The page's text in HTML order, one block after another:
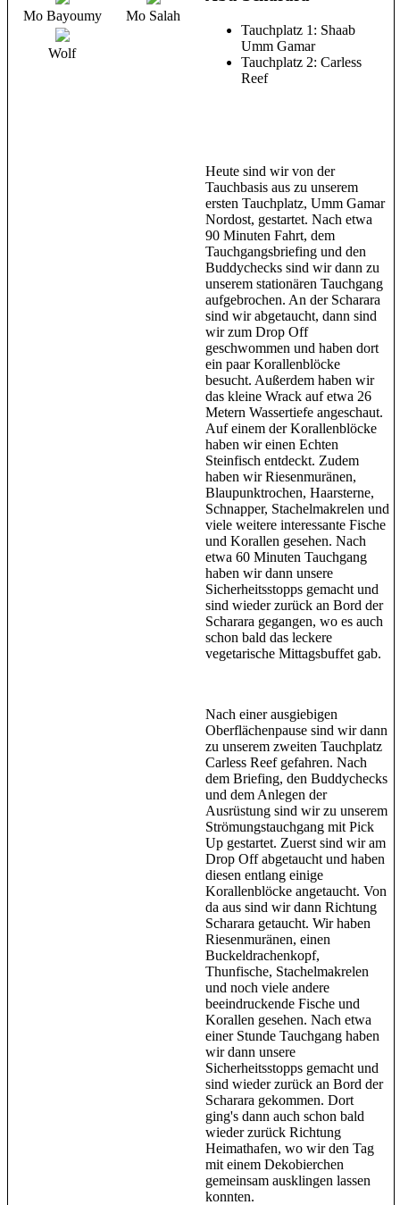
Mo Bayoumy Mo Salah
Wolf
Tauchplatz 1: Shaab
Umm Gamar
Tauchplatz 2: Carless
Reef
Heute sind wir von der
Tauchbasis aus zu unserem
ersten Tauchplatz, Umm Gamar
Nordost, gestartet. Nach etwa
90 Minuten Fahrt, dem
Tauchgangsbriefing und den
Buddychecks sind wir dann zu
unserem stationären Tauchgang
aufgebrochen. An der Scharara
sind wir abgetaucht, dann sind
wir zum Drop Off
geschwommen und haben dort
ein paar Korallenblöcke
besucht. Außerdem haben wir
das kleine Wrack auf etwa 26
Metern Wassertiefe angeschaut.
Auf einem der Korallenblöcke
haben wir einen Echten
Steinfisch entdeckt. Zudem
haben wir Riesenmuränen,
Blaupunktrochen, Haarsterne,
Schnapper, Stachelmakrelen und
viele weitere interessante Fische
und Korallen gesehen. Nach
etwa 60 Minuten Tauchgang
haben wir dann unsere
Sicherheitsstopps gemacht und
sind wieder zurück an Bord der
Scharara gegangen, wo es auch
schon bald das leckere
vegetarische Mittagsbuffet gab.
Nach einer ausgiebigen
Oberflächenpause sind wir dann
zu unserem zweiten Tauchplatz
Carless Reef gefahren. Nach
dem Briefing, den Buddychecks
und dem Anlegen der
Ausrüstung sind wir zu unserem
Strömungstauchgang mit Pick
Up gestartet. Zuerst sind wir am
Drop Off abgetaucht und haben
diesen entlang einige
Korallenblöcke angetaucht. Von
da aus sind wir dann Richtung
Scharara getaucht. Wir haben
Riesenmuränen, einen
Buckeldrachenkopf,
Thunfische, Stachelmakrelen
und noch viele andere
beeindruckende Fische und
Korallen gesehen. Nach etwa
einer Stunde Tauchgang haben
wir dann unsere
Sicherheitsstopps gemacht und
sind wieder zurück an Bord der
Scharara gekommen. Dort
ging's dann auch schon bald
wieder zurück Richtung
Heimathafen, wo wir den Tag
mit einem Dekobierchen
gemeinsam ausklingen lassen
konnten.